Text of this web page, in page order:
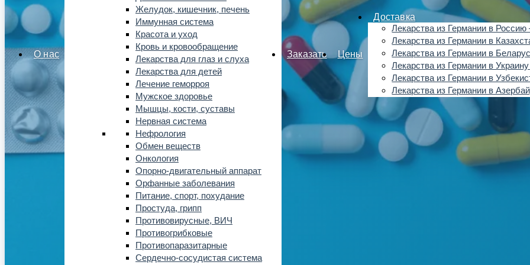
О нас
Желудок, кишечник, печень
Иммунная система
Красота и уход
Кровь и кровообращение
Лекарства для глаз и слуха
Лекарства для детей
Лечение геморроя
Мужское здоровье
Мышцы, кости, суставы
Нервная система
Нефрология
Обмен веществ
Онкология
Опорно-двигательный аппарат
Орфанные заболевания
Питание, спорт, похудание
Простуда, грипп
Противовирусные, ВИЧ
Противогрибковые
Противопаразитарные
Сердечно-сосудистая система
Заказать Цены
Доставка
Лекарства из Германии в
Лекарства из Германии в
Лекарства из Германии в
Лекарства из Германии в
Лекарства из Германии в
Лекарства из Германии в